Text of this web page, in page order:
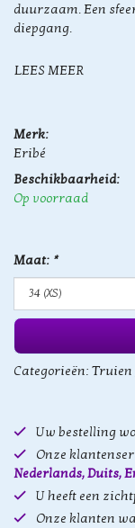
duurzaam. Een
diepgang.
LEES MEER
Merk:
Eribé
Beschikbaarheid:
Op voorraad
Maat: *
Categorieën: Truien
Uw bestelling
Onze
Nederlands, Duits,
U heeft een
Onze klanten